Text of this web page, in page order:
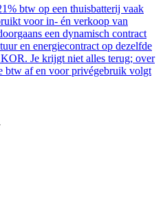
btw op een thuisbatterij vaak
voor in- én verkoop van
een dynamisch contract
en energiecontract op dezelfde
Je krijgt niet alles terug; over
btw af en voor privégebruik volgt